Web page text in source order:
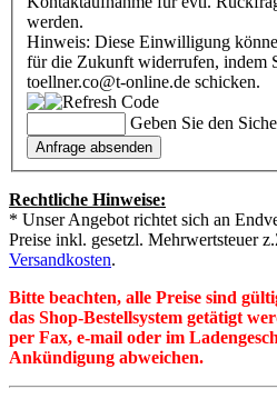
werden.
Hinweis: Diese Einwilligung
für die Zukunft widerrufen, indem
toellner.co@t-online.de schicken.
Geben Sie den
Rechtliche Hinweise:
* Unser Angebot richtet sich an
Preise inkl. gesetzl. Mehrwertsteuer
Versandkosten.
Bitte beachten, alle Preise sind
das Shop-Bestellsystem getätigt
per Fax, e-mail oder im
Ankündigung abweichen.